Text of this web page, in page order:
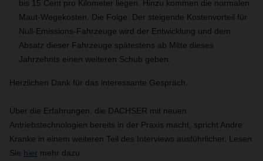
bis 15 Cent pro Kilometer liegen. Hinzu kommen die normalen
Maut-Wegekosten. Die Folge: Der steigende Kostenvorteil für
Null-Emissions-Fahrzeuge wird der Entwicklung und dem
Absatz dieser Fahrzeuge spätestens ab Mitte dieses
Jahrzehnts einen weiteren Schub geben.
Herzlichen Dank für das interessante Gespräch.
Über die Erfahrungen, die DACHSER mit neuen
Antriebstechnologien bereits in der Praxis macht, spricht Andre
Kranke in einem weiteren Teil des Interviews ausführlicher. Lesen
Sie hier mehr dazu.